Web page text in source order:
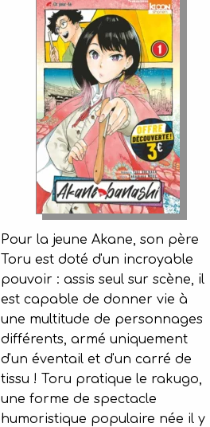
Pour la jeune Akane, son père
Toru est doté d'un incroyable
pouvoir : assis seul sur scène, il
est capable de donner vie à
une multitude de personnages
différents, armé uniquement
d'un éventail et d'un carré de
tissu ! Toru pratique le rakugo,
une forme de spectacle
humoristique populaire née il y